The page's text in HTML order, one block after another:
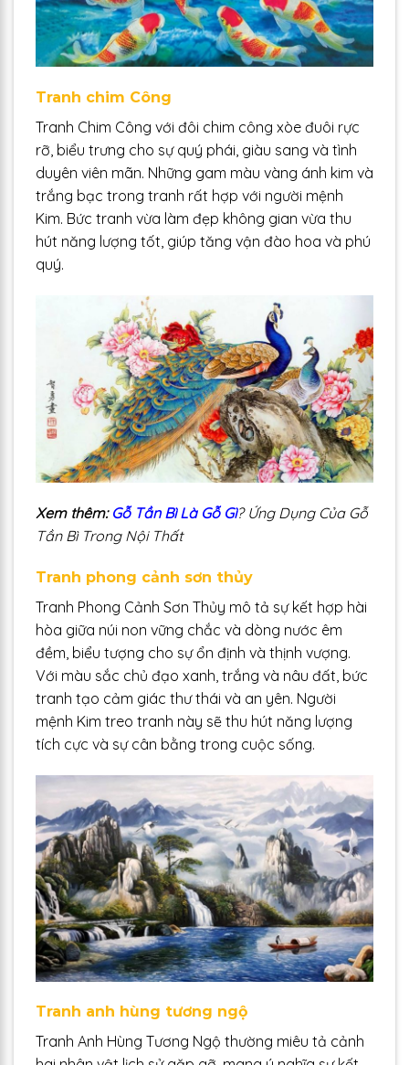
Tranh chim Công
Tranh Chim Công với đôi chim công xòe đuôi rực
rỡ, biểu trưng cho sự quý phái, giàu sang và tình
duyên viên mãn. Những gam màu vàng ánh kim và
trắng bạc trong tranh rất hợp với người mệnh
Kim. Bức tranh vừa làm đẹp không gian vừa thu
hút năng lượng tốt, giúp tăng vận đào hoa và phú
quý.
Xem thêm: Gỗ Tần Bì Là Gỗ Gì? Ứng Dụng Của Gỗ
Tần Bì Trong Nội Thất
Tranh phong cảnh sơn thủy
Tranh Phong Cảnh Sơn Thủy mô tả sự kết hợp hài
hòa giữa núi non vững chắc và dòng nước êm
đềm, biểu tượng cho sự ổn định và thịnh vượng.
Với màu sắc chủ đạo xanh, trắng và nâu đất, bức
tranh tạo cảm giác thư thái và an yên. Người
mệnh Kim treo tranh này sẽ thu hút năng lượng
tích cực và sự cân bằng trong cuộc sống.
Tranh anh hùng tương ngộ
Tranh Anh Hùng Tương Ngộ thường miêu tả cảnh